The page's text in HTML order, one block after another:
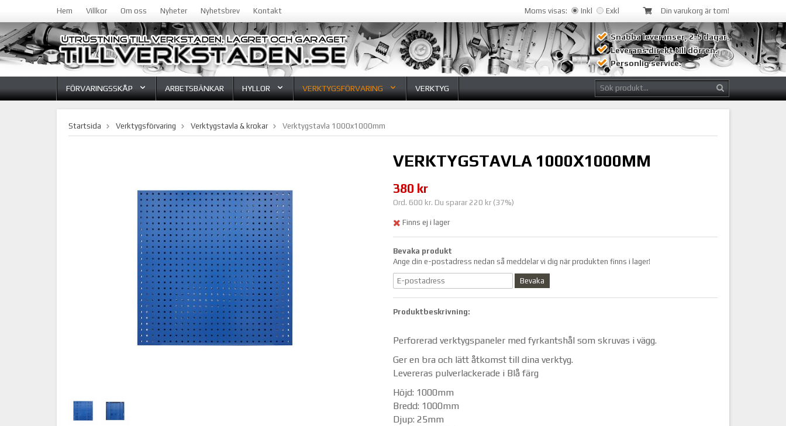
Hem Villkor Om oss Nyheter Nyhetsbrev Kontakt Din varukorg är tom!
Moms visas: Inkl Exkl
Snabba leveranser, 2-5 dagar.
Leverans direkt till dörren.
Personlig service.
FÖRVARINGSSKÅP ARBETSBÄNKAR HYLLOR VERKTYGSFÖRVARING VERKTYG
Startsida Verktygsförvaring Verktygstavla & krokar Verktygstavla 1000x1000mm
VERKTYGSTAVLA 1000X1000MM
380 kr
Ord. 600 kr. Du sparar 220 kr (37%)
Finns ej i lager
Bevaka produkt
Ange din e-postadress nedan så meddelar vi dig när produkten finns i lager!
Bevaka
Produktbeskrivning:
Perforerad verktygspaneler med fyrkantshål som skruvas i vägg.
Ger en bra och lätt åtkomst till dina verktyg.
Levereras pulverlackerade i Blå färg
Höjd: 1000mm
Bredd: 1000mm
Djup: 25mm